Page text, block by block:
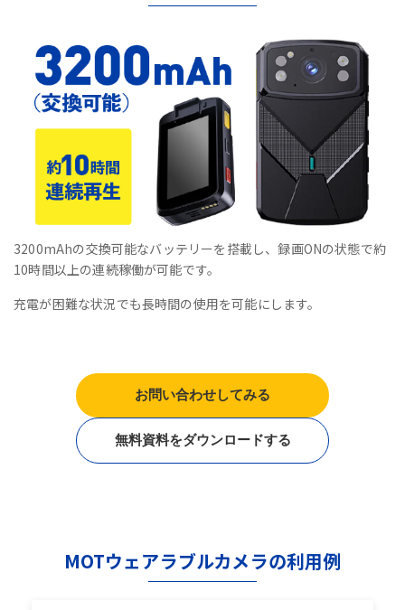
3200mAhの交換可能なバッテリーを搭載し、録画ONの状態で約
10時間以上の連続稼働が可能です。
充電が困難な状況でも長時間の使用を可能にします。
お問い合わせしてみる
無料資料をダウンロードする
MOTウェアラブルカメラの利用例